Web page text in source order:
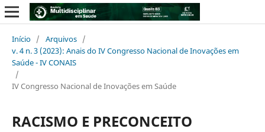
Início / Arquivos /
v. 4 n. 3 (2023): Anais do IV Congresso Nacional de Inovações em
Saúde - IV CONAIS
/
IV Congresso Nacional de Inovações em Saúde
RACISMO E PRECONCEITO